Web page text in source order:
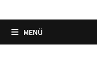
MENÜ